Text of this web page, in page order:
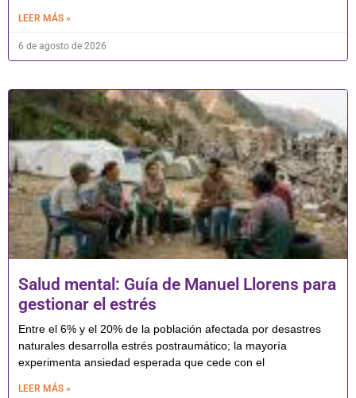
LEER MÁS »
6 de agosto de 2026
Salud mental: Guía de Manuel Llorens para
gestionar el estrés
Entre el 6% y el 20% de la población afectada por desastres
naturales desarrolla estrés postraumático; la mayoría
experimenta ansiedad esperada que cede con el
LEER MÁS »